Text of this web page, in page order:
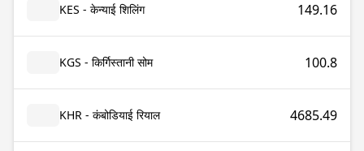
KES - केन्याई शिलिंग 149.16
KGS - किर्गिस्तानी सोम 100.8
KHR - कंबोडियाई रियाल 4685.49